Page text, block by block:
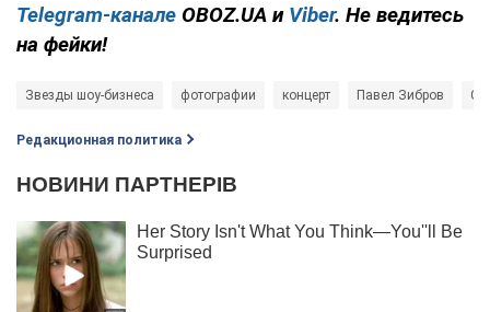
Telegram-канале OBOZ.UA и Viber. Не ведитесь
на фейки!
Звезды шоу-бизнеса фотографии концерт Павел Зибров
Редакционная политика